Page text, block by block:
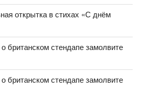
открытка в стихах «С днём
британском стендапе замолвите
британском стендапе замолвите